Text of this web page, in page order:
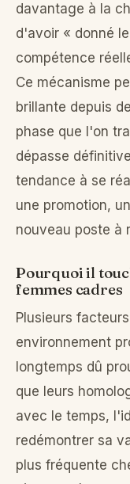
davantage à la
d'avoir « donné
compétence
Ce mécanisme
brillante depuis
phase que l'on
dépasse
tendance à se
une promotion,
nouveau poste à
Pourquoi il
femmes cadres
Plusieurs
environnement
longtemps dû
que leurs
avec le temps,
redémontrer sa
plus fréquente